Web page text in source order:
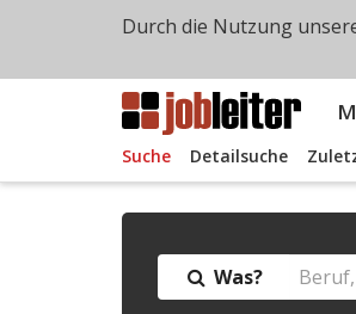
Suche Detailsuche
Was?
Durch die Nutzung